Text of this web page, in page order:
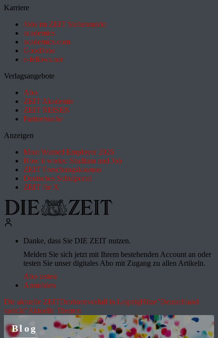
Karriere
Jobs im ZEIT Stellenmarkt
academics
academics.com
GoodJobs
e-fellows.net
Verlagsangebote
Abo
ZEIT Akademie
ZEIT REISEN
Partnersuche
Anzeigen
Most Wanted Employer 2026
How it works: Studium und Job
ZEIT Forschungskosmos
Deutsches Schulportal
ZEIT für X
Danke, dass Sie DIE ZEIT nutzen.
Melden Sie sich jetzt mit Ihrem bestehenden Account an oder
testen Sie unser digitales Abo mit Zugang zu allen Artikeln.
Abo testen
Anmelden
Die aktuelle ZEITDrohnenvorfall in LeipzigHitze"Deutschland
spricht"Aktuelle Themen
Blog